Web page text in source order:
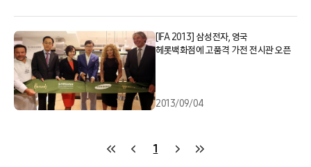
[IFA 2013] 삼성전자, 영국
헤롯백화점에 고품격 가전 전시관 오픈
2013/09/04
1